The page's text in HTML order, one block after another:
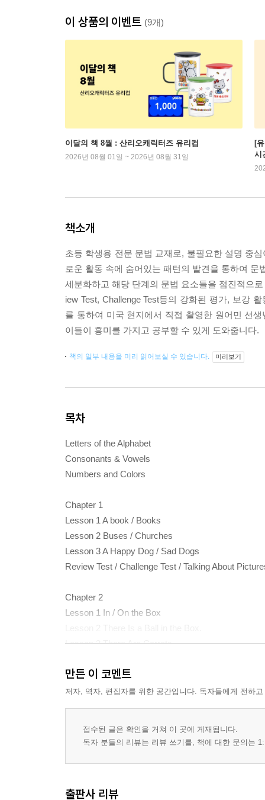
이 상품의 이벤트 (9개)
이달의 책 8월 : 산리오캐릭터즈 유리컵
2026년 08월 01일 ~ 2026년 08월 31일
[
시
책소개
초등 학생용 전문 문법 교재로, 불필요한 설명 중
로운 활동 속에 숨어있는 패턴의 발견을 통하여
세분화하고 해당 단계의 문법 요소들을 점진적으
iew Test, Challenge Test등의 강화된 평가, 보강
를 통하여 미국 현지에서 직접 촬영한 원어민 선
이들이 흥미를 가지고 공부할 수 있게 도와줍니다.
책의 일부 내용을 미리 읽어보실 수 있습니다. 미리보기
목차
Letters of the Alphabet
Consonants & Vowels
Numbers and Colors
Chapter 1
Lesson 1 A book / Books
Lesson 2 Buses / Churches
Lesson 3 A Happy Dog / Sad Dogs
Review Test / Challenge Test / Talking About
Chapter 2
Lesson 1 In / On the Box
Lesson 3 There Are Carrots.
Chapter 3
Lesson 3 These / Those
Lesson 1 Open the Window.
만든 이 코멘트
저자, 역자, 편집자를 위한 공간입니다. 독자들에게 전하
접수된 글은 확인을 거쳐 이 곳에 게재됩니다.
독자 분들의 리뷰는 리뷰 쓰기를, 책에 대한 문의는
출판사 리뷰